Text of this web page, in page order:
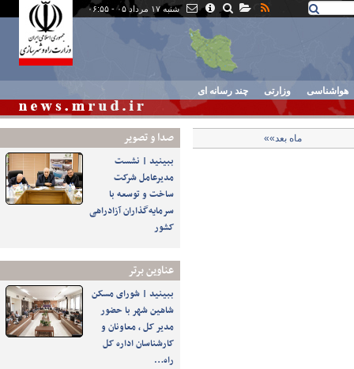
شنبه ۱۷ مرداد ۰۵ - ۰۶:۵۵
هواشناسی وزارتی چند رسانه ای
صدا و تصوير
ببینید | نشست
مدیرعامل شرکت
ساخت و توسعه با
سرمایه‌گذاران آزادراهی
کشور
عناوین برتر
ببینید | شورای مسکن
شاهین شهر با حضور
مدیر کل ، معاونان و
کارشناسان اداره کل
راه…
ماه بعد»»